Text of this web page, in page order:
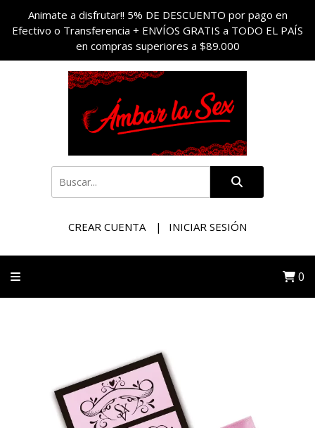
Animate a disfrutar!! 5% DE DESCUENTO por pago en
Efectivo o Transferencia + ENVÍOS GRATIS a TODO EL PAÍS
en compras superiores a $89.000
CREAR CUENTA INICIAR SESIÓN
0